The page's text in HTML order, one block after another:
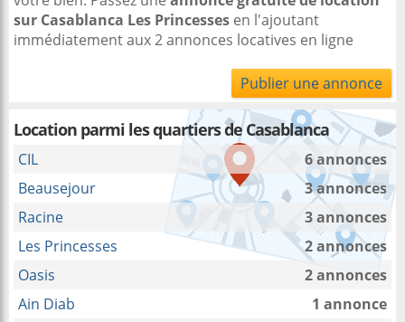
sur Casablanca Les Princesses en l'ajoutant
immédiatement aux 2 annonces locatives en ligne
Publier une annonce
Location parmi les quartiers de Casablanca
CIL
6 annonces
Beausejour
3 annonces
Racine
3 annonces
Les Princesses
2 annonces
Oasis
2 annonces
Ain Diab
1 annonce